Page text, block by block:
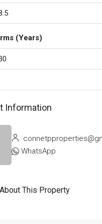
(Years)
Information
WhatsApp
This Property